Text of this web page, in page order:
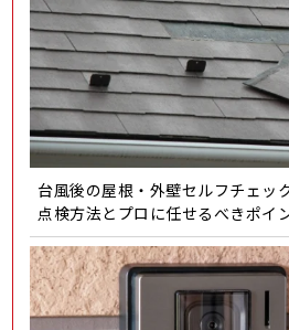
台風後の屋根・外壁セルフチェッ
点検方法とプロに任せるべきポイ